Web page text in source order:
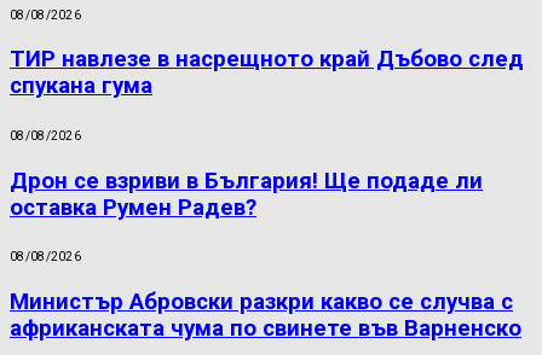
08/08/2026
ТИР навлезе в насрещното край Дъбово след
спукана гума
08/08/2026
Дрон се взриви в България! Ще подаде ли
оставка Румен Радев?
08/08/2026
Министър Абровски разкри какво се случва с
африканската чума по свинете във Варненско